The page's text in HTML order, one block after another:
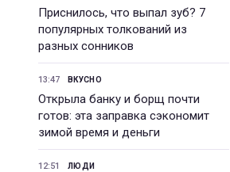
Приснилось, что выпал зуб? 7
популярных толкований из
разных сонников
13:47 ВКУСНО
Открыла банку и борщ почти
готов: эта заправка сэкономит
зимой время и деньги
12:51 ЛЮДИ